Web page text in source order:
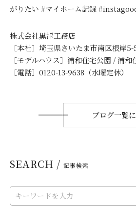
がりたい #マイホーム記録
株式会社黒澤工務店
［本社］埼玉県さいたま市南区根岸5-
［モデルハウス］浦和住宅公園 / 浦
［電話］0120-13-9638（水曜定休）
ブログ一覧
SEARCH / 記事検索